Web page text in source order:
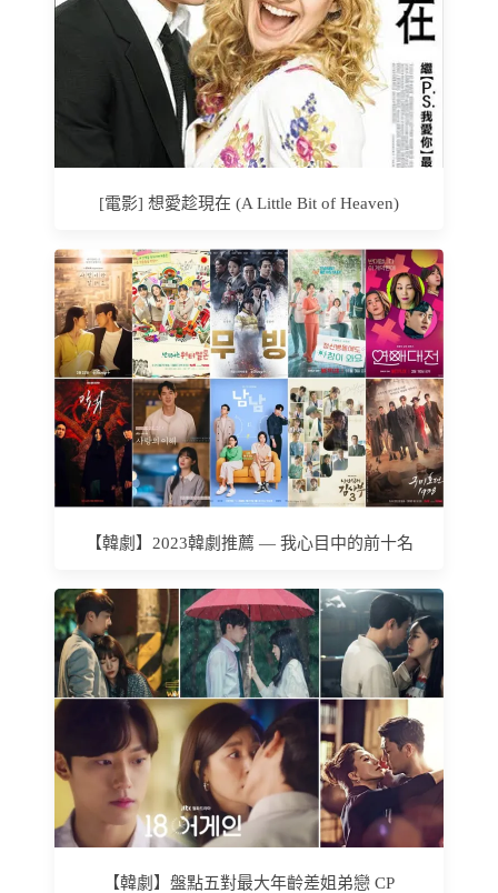
[電影] 想愛趁現在 (A Little Bit of Heaven)
【韓劇】2023韓劇推薦 — 我心目中的前十名
【韓劇】盤點五對最大年齡差姐弟戀 CP